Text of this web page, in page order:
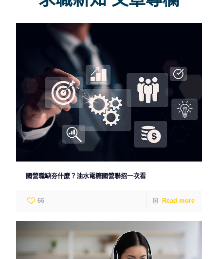
國營職缺夯什麼？油水電糖國營聯招一次看
66 Read more